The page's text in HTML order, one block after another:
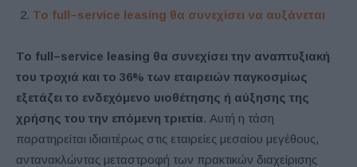
Το full–service leasing θα συνεχίσει να αυξάνεται
Το full–service leasing θα συνεχίσει την αναπτυξιακή
του τροχιά και το 36% των εταιρειών παγκοσμίως
εξετάζει το ενδεχόμενο υιοθέτησης ή αύξησης της
χρήσης του την επόμενη τριετία. Αυτή η τάση
παρατηρείται ιδιαιτέρως στις εταιρείες μεσαίου μεγέθους,
αντανακλώντας μεταστροφή των πρακτικών διαχείρισης